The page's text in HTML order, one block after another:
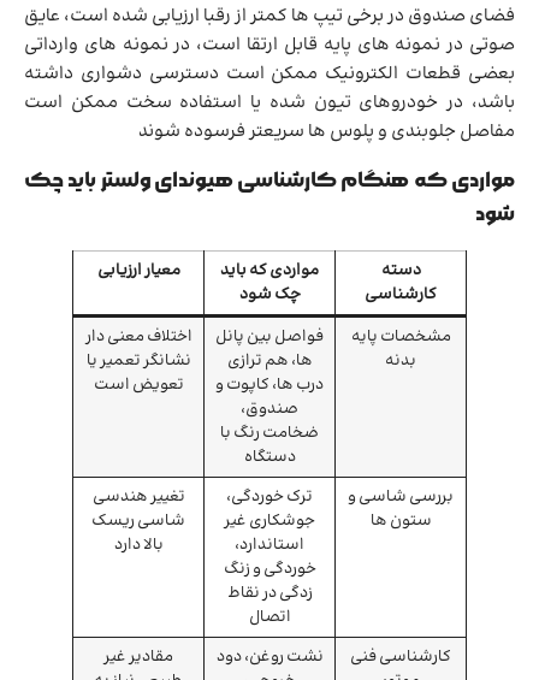
فضای صندوق در برخی تیپ ها کمتر از رقبا ارزیابی شده است، عایق
صوتی در نمونه های پایه قابل ارتقا است، در نمونه های وارداتی
بعضی قطعات الکترونیک ممکن است دسترسی دشواری داشته
باشد، در خودروهای تیون شده یا استفاده سخت ممکن است
مفاصل جلوبندی و پلوس ها سریعتر فرسوده شوند
مواردی که هنگام کارشناسی هیوندای ولستر باید چک
شود
دسته
کارشناسی
مواردی که باید
چک شود
معیار ارزیابی
مشخصات پایه
بدنه
فواصل بین پانل
ها، هم ترازی
درب ها، کاپوت و
صندوق،
ضخامت رنگ با
دستگاه
اختلاف معنی دار
نشانگر تعمیر یا
تعویض است
بررسی شاسی و
ستون ها
ترک خوردگی،
جوشکاری غیر
استاندارد،
خوردگی و زنگ
زدگی در نقاط
اتصال
تغییر هندسی
شاسی ریسک
بالا دارد
کارشناسی فنی
نشت روغن، دود
مقادیر غیر